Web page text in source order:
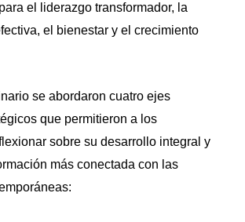
el liderazgo transformador, la
el bienestar y el crecimiento
se abordaron cuatro ejes
que permitieron a los
sobre su desarrollo integral y
más conectada con las